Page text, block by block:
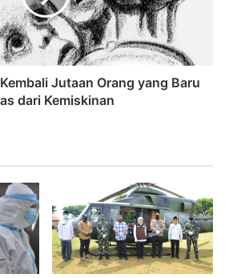
Jutaan Orang yang Baru
dari Kemiskinan